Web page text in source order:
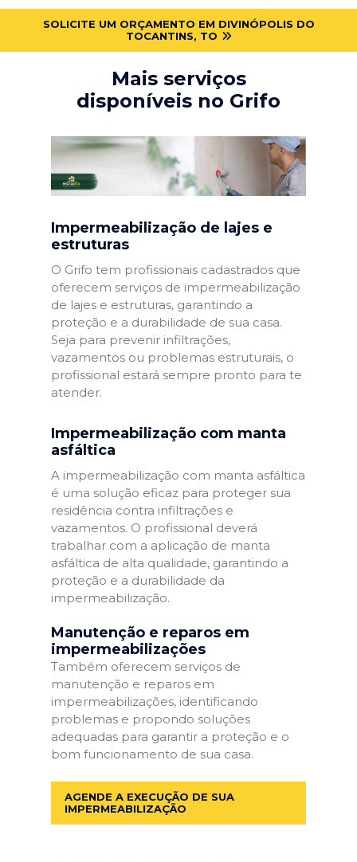
SOLICITE UM ORÇAMENTO EM DIVINÓPOLIS DO
TOCANTINS, TO
Mais serviços
disponíveis no Grifo
Impermeabilização de lajes e
estruturas
O Grifo tem profissionais cadastrados que
oferecem serviços de impermeabilização
de lajes e estruturas, garantindo a
proteção e a durabilidade de sua casa.
Seja para prevenir infiltrações,
vazamentos ou problemas estruturais, o
profissional estará sempre pronto para te
atender.
Impermeabilização com manta
asfáltica
A impermeabilização com manta asfáltica
é uma solução eficaz para proteger sua
residência contra infiltrações e
vazamentos. O profissional deverá
trabalhar com a aplicação de manta
asfáltica de alta qualidade, garantindo a
proteção e a durabilidade da
impermeabilização.
Manutenção e reparos em
impermeabilizações
Também oferecem serviços de
manutenção e reparos em
impermeabilizações, identificando
problemas e propondo soluções
adequadas para garantir a proteção e o
bom funcionamento de sua casa.
AGENDE A EXECUÇÃO DE SUA
IMPERMEABILIZAÇÃO